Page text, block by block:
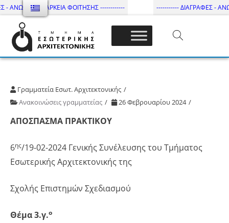
ΑΝΩΤΑΤΗ ΔΙΑΡΚΕΙΑ ΦΟΙΤΗΣΗΣ ------------ ----------- ΔΙΑΓΡΑΦΕΣ -
Τμήμα Εσωτ. Αρχιτεκτονικής – ΔΙ.ΠΑ.Ε
Γραμματεία Εσωτ. Αρχιτεκτονικής
Ανακοινώσεις γραμματείας
26 Φεβρουαρίου 2024
ΑΠΟΣΠΑΣΜΑ ΠΡΑΚΤΙΚΟΥ
6ης/19-02-2024 Γενικής Συνέλευσης του Τμήματος
Εσωτερικής Αρχιτεκτονικής της
Σχολής Επιστημών Σχεδιασμού
Θέμα 3.γ.ο